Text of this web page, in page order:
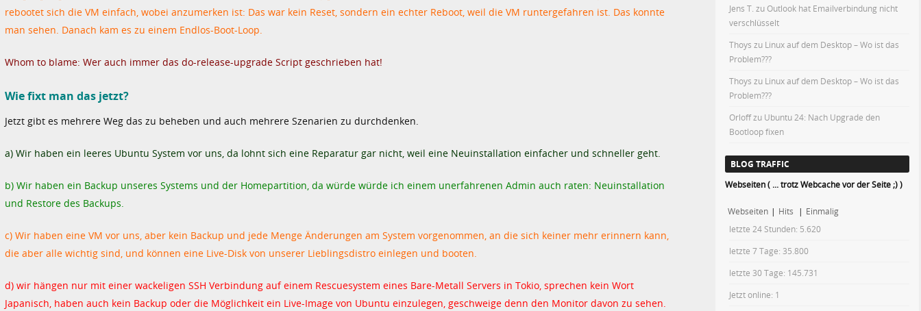
rebootet sich die VM einfach, wobei anzumerken ist: Das war kein Reset, sondern ein echter Reboot, weil die VM runtergefahren ist. Das konnte
man sehen. Danach kam es zu einem Endlos-Boot-Loop.
Whom to blame: Wer auch immer das do-release-upgrade Script geschrieben hat!
Wie fixt man das jetzt?
Jetzt gibt es mehrere Weg das zu beheben und auch mehrere Szenarien zu durchdenken.
a) Wir haben ein leeres Ubuntu System vor uns, da lohnt sich eine Reparatur gar nicht, weil eine Neuinstallation einfacher und schneller geht.
b) Wir haben ein Backup unseres Systems und der Homepartition, da würde würde ich einem unerfahrenen Admin auch raten: Neuinstallation
und Restore des Backups.
c) Wir haben eine VM vor uns, aber kein Backup und jede Menge Änderungen am System vorgenommen, an die sich keiner mehr erinnern kann,
die aber alle wichtig sind, und können eine Live-Disk von unserer Lieblingsdistro einlegen und booten.
d) wir hängen nur mit einer wackeligen SSH Verbindung auf einem Rescuesystem eines Bare-Metall Servers in Tokio, sprechen kein Wort
Japanisch, haben auch kein Backup oder die Möglichkeit ein Live-Image von Ubuntu einzulegen, geschweige denn den Monitor davon zu sehen.
Jens T. zuOutlook hat Emailverbindung nicht
verschlüsselt
Thoys zu Linux auf dem Desktop – Wo ist das
Problem???
Thoys zu Linux auf dem Desktop – Wo ist das
Problem???
Orloffzu Ubuntu 24: Nach Upgrade den
Bootloop fixen
BLOG TRAFFIC
Webseiten ( ... trotz Webcache vor der Seite ;) )
Webseiten | Hits | Einmalig
letzte 24 Stunden: 5.620
letzte 7 Tage: 35.800
letzte 30 Tage: 145.731
Jetzt online: 1